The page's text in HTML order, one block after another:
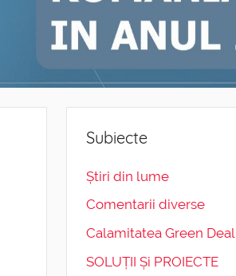
Subiecte
Știri din lume
Comentarii diverse
Calamitatea Green Deal
SOLUȚII Și PROIECTE